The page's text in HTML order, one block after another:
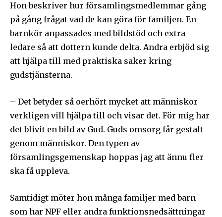
Hon beskriver hur församlingsmedlemmar gång
på gång frågat vad de kan göra för familjen. En
barnkör anpassades med bildstöd och extra
ledare så att dottern kunde delta. Andra erbjöd sig
att hjälpa till med praktiska saker kring
gudstjänsterna.
– Det betyder så oerhört mycket att människor
verkligen vill hjälpa till och visar det. För mig har
det blivit en bild av Gud. Guds omsorg får gestalt
genom människor. Den typen av
församlingsgemenskap hoppas jag att ännu fler
ska få uppleva.
Samtidigt möter hon många familjer med barn
som har NPF eller andra funktionsnedsättningar